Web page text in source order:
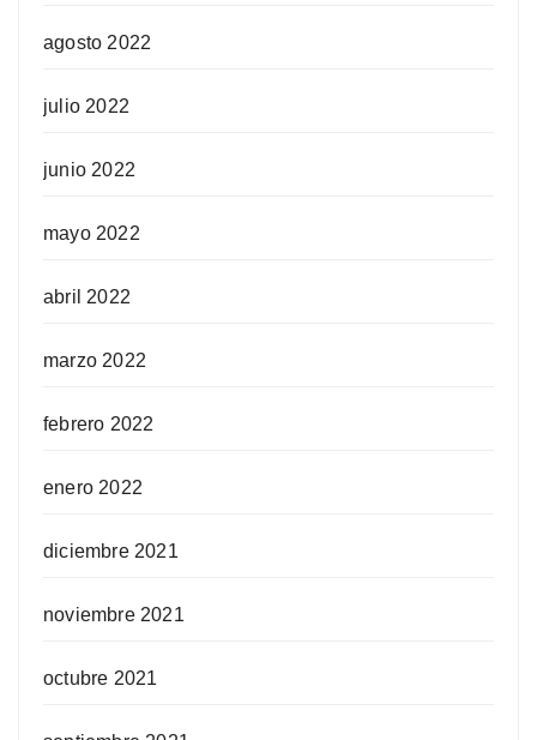
agosto 2022
julio 2022
junio 2022
mayo 2022
abril 2022
marzo 2022
febrero 2022
enero 2022
diciembre 2021
noviembre 2021
octubre 2021